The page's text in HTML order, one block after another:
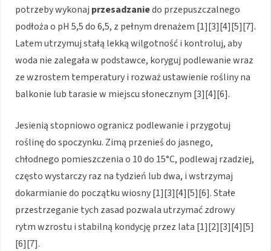
potrzeby wykonaj przesadzaniedo przepuszczalnego
podłoża o pH 5,5 do 6,5, z pełnym drenażem [1][3][4][5][7].
Latem utrzymuj stałą lekką wilgotność i kontroluj, aby
woda nie zalegała w podstawce, koryguj podlewanie wraz
ze wzrostem temperatury i rozważ ustawienie rośliny na
balkonie lub tarasie w miejscu słonecznym [3][4][6].
Jesienią stopniowo ogranicz podlewanie i przygotuj
roślinę do spoczynku. Zimą przenieś do jasnego,
chłodnego pomieszczenia o 10 do 15°C, podlewaj rzadziej,
często wystarczy raz na tydzień lub dwa, i wstrzymaj
dokarmianie do początku wiosny [1][3][4][5][6]. Stałe
przestrzeganie tych zasad pozwala utrzymać zdrowy
rytm wzrostu i stabilną kondycję przez lata [1][2][3][4][5]
[6][7].